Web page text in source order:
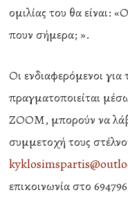
ομιλίας του θα είναι:
πουν σήμερα; ».
Οι ενδιαφερόμενοι
πραγματοποιείται
ΖΟΟΜ, μπορούν να
συμμετοχή τους
επικοινωνία στο